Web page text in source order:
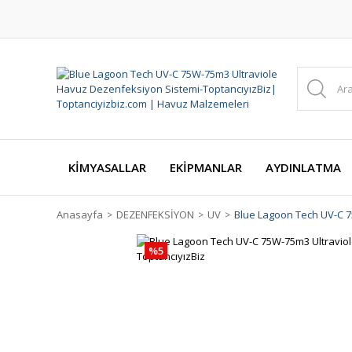
KİMYASALLAR EKİPMANLAR AYDINLATMA
Anasayfa DEZENFEKSİYON UV Blue Lagoon Tech UV-C
%5